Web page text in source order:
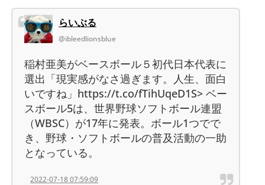
らいぶる
@ibleedlionsblue
稲村亜美がベースボール５初代日本代表に
選出「現実感がなさ過ぎます。人生、面白
いですね」https://t.co/fTihUqeD1S> ベー
スボール5は、世界野球ソフトボール連盟
（WBSC）が17年に発表。ボール1つでで
き、野球・ソフトボールの普及活動の一助
となっている。
2022-07-18 07:59:09